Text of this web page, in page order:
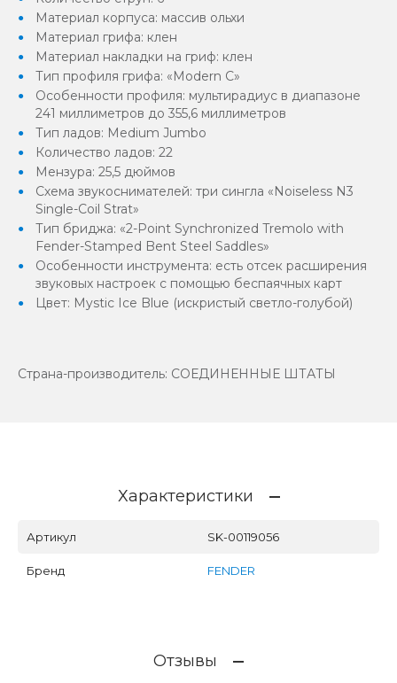
Материал корпуса: массив ольхи
Материал грифа: клен
Материал накладки на гриф: клен
Тип профиля грифа: «Modern С»
Особенности профиля: мультирадиус в диапазоне
241 миллиметров до 355,6 миллиметров
Тип ладов: Medium Jumbo
Количество ладов: 22
Мензура: 25,5 дюймов
Схема звукоснимателей: три сингла «Noiseless N3
Single-Coil Strat»
Тип бриджа: «2-Point Synchronized Tremolo with
Fender-Stamped Bent Steel Saddles»
Особенности инструмента: есть отсек расширения
звуковых настроек с помощью беспаячных карт
Цвет: Mystic Ice Blue (искристый светло-голубой)
Страна-производитель: СОЕДИНЕННЫЕ ШТАТЫ
Характеристики
Артикул SK-00119056
Бренд FENDER
Отзывы